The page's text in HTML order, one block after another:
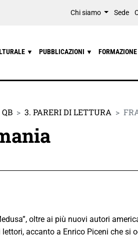
Chi siamo Sede
▼ PUBBLICAZIONI ▼ FORMAZIONE
QB 3. PARERI DI LETTURA
oltre ai più nuovi autori
accanto a Enrico Piceni che